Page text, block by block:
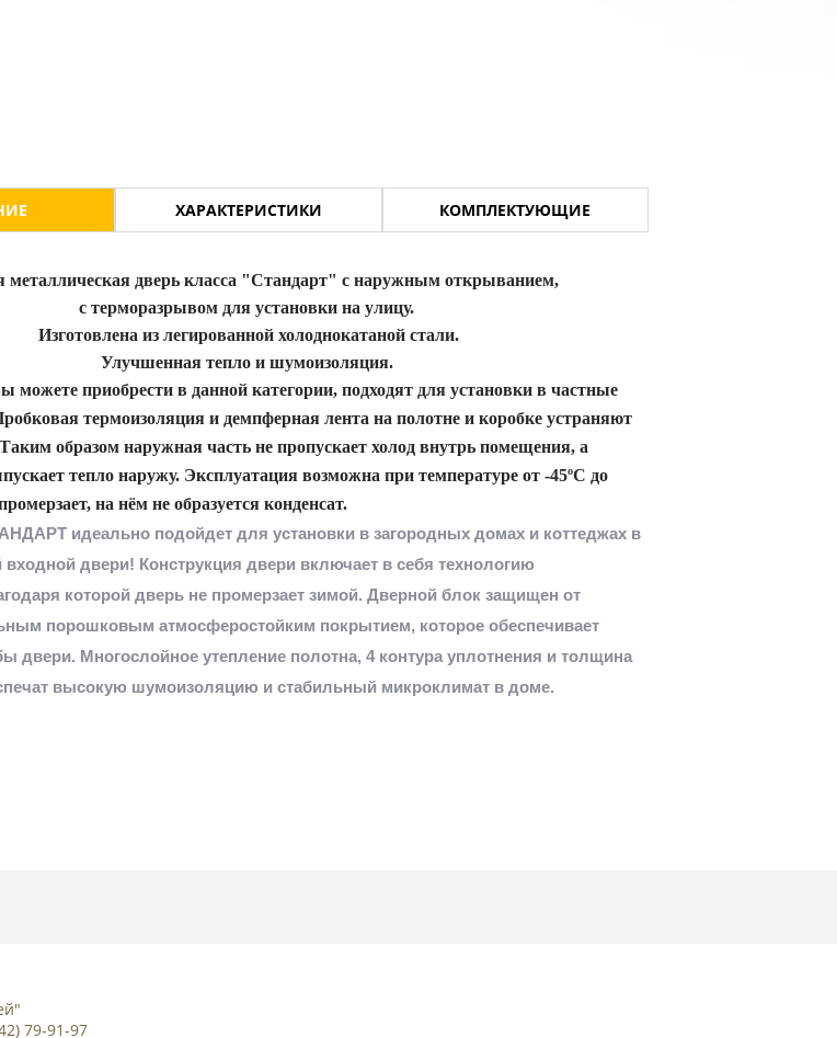
ХАРАКТЕРИСТИКИ КОМПЛЕКТУЮЩИЕ
металлическая дверь класса "Стандарт" с наружным открыванием,
с терморазрывом для установки на улицу.
Изготовлена из легированной холоднокатаной стали.
Улучшенная тепло и шумоизоляция.
можете приобрести в данной категории, подходят для установки в частные
термоизоляция и демпферная лента на полотне и коробке устраняют
образом наружная часть не пропускает холод внутрь помещения, а
тепло наружу. Эксплуатация возможна при температуре от -45ºC до
на нём не образуется конденсат.
идеально подойдет для установки в загородных домах и коттеджах в
входной двери! Конструкция двери включает в себя технологию
которой дверь не промерзает зимой. Дверной блок защищен от
порошковым атмосферостойким покрытием, которое обеспечивает
двери. Многослойное утепление полотна, 4 контура уплотнения и толщина
высокую шумоизоляцию и стабильный микроклимат в доме.
79-91-97